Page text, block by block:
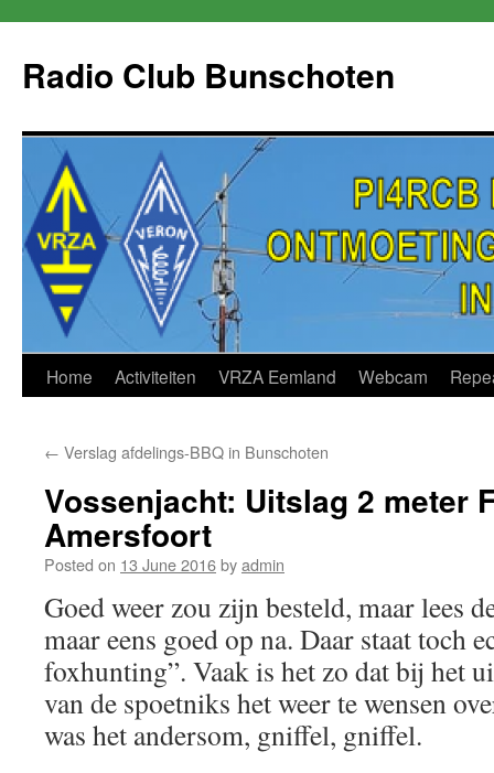
content
Radio Club Bunschoten
Home Activiteiten VRZA Eemland Webcam
← Verslag afdelings-BBQ in Bunschoten
Vossenjacht: Uitslag 2 meter
Amersfoort
Posted on 13 June 2016byadmin
Goed weer zou zijn besteld, maar lees
maar eens goed op na. Daar staat toch
foxhunting”. Vaak is het zo dat bij het
van de spoetniks het weer te wensen
was het andersom, gniffel, gniffel.